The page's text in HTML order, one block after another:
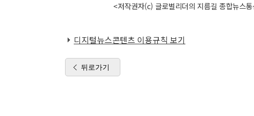
<저작권자(c) 글로벌리더의 지름길 종합뉴스
디지털뉴스콘텐츠 이용규칙 보기
뒤로가기